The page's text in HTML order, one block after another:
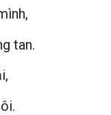
tan.